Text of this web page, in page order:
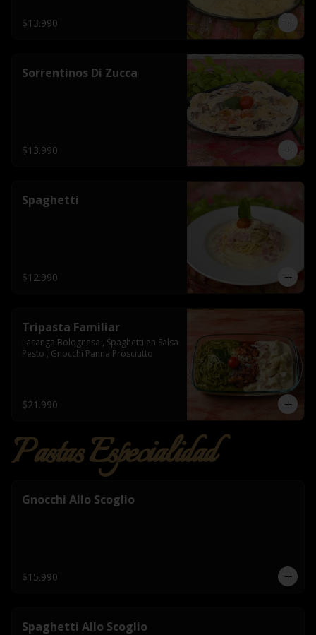
$13.990
Sorrentinos Di Zucca
$13.990
Spaghetti
$12.990
Tripasta Familiar
Lasanga Bolognesa , Spaghetti en Salsa
Pesto , Gnocchi Panna Prosciutto
$21.990
Pastas Especialidad
Gnocchi Allo Scoglio
$15.990
Spaghetti Allo Scoglio